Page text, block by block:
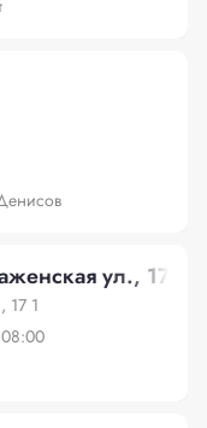
ул., 17 1
17 1
08:00